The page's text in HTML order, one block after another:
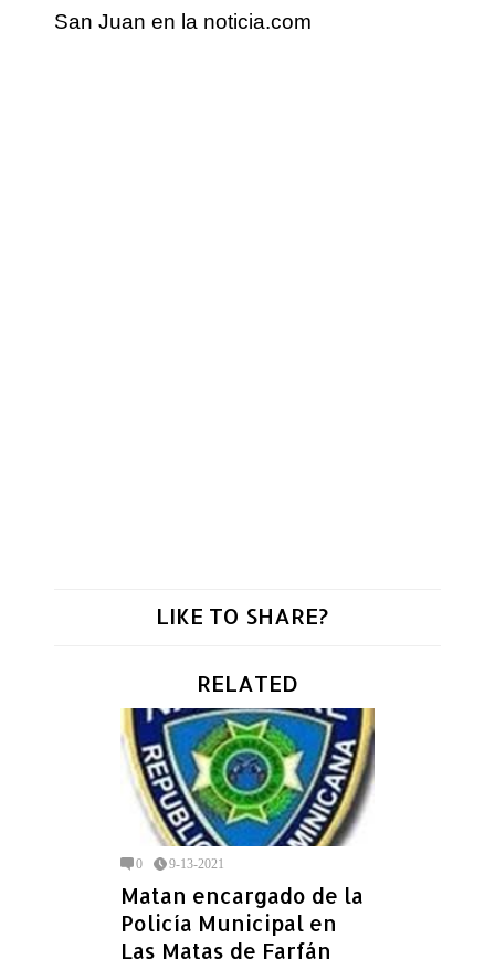
San Juan en la noticia.com
LIKE TO SHARE?
RELATED
0 9-13-2021
Matan encargado de la
Policía Municipal en
Las Matas de Farfán